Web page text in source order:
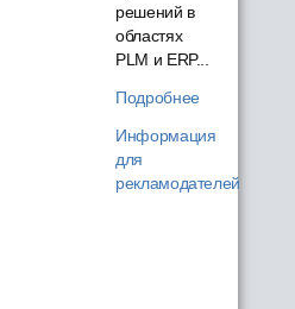
решений в
областях
PLM и ERP...
Подробнее
Информация
для
рекламодателей